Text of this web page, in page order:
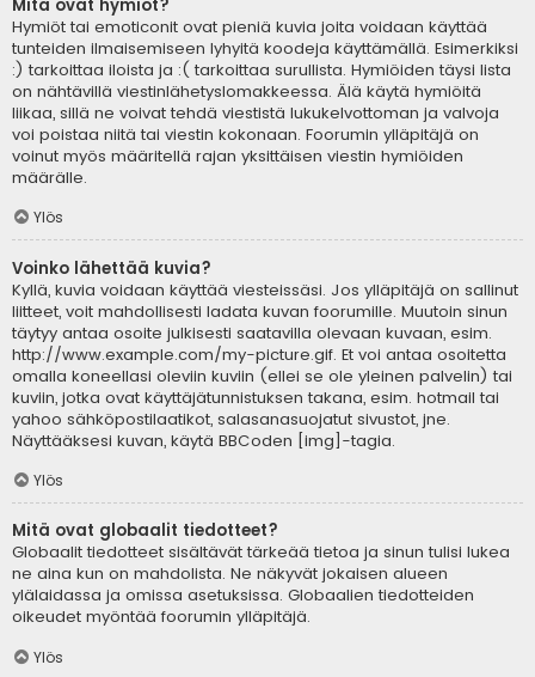
Mitä ovat hymiöt?
Hymiöt tai emoticonit ovat pieniä kuvia joita voidaan käyttää
tunteiden ilmaisemiseen lyhyitä koodeja käyttämällä. Esimerkiksi
:) tarkoittaa iloista ja :( tarkoittaa surullista. Hymiöiden täysi lista
on nähtävillä viestinlähetyslomakkeessa. Älä käytä hymiöitä
liikaa, sillä ne voivat tehdä viestistä lukukelvottoman ja valvoja
voi poistaa niitä tai viestin kokonaan. Foorumin ylläpitäjä on
voinut myös määritellä rajan yksittäisen viestin hymiöiden
määrälle.
Ylös
Voinko lähettää kuvia?
Kyllä, kuvia voidaan käyttää viesteissäsi. Jos ylläpitäjä on sallinut
liitteet, voit mahdollisesti ladata kuvan foorumille. Muutoin sinun
täytyy antaa osoite julkisesti saatavilla olevaan kuvaan, esim.
http://www.example.com/my-picture.gif. Et voi antaa osoitetta
omalla koneellasi oleviin kuviin (ellei se ole yleinen palvelin) tai
kuviin, jotka ovat käyttäjätunnistuksen takana, esim. hotmail tai
yahoo sähköpostilaatikot, salasanasuojatut sivustot, jne.
Näyttääksesi kuvan, käytä BBCoden [img]-tagia.
Ylös
Mitä ovat globaalit tiedotteet?
Globaalit tiedotteet sisältävät tärkeää tietoa ja sinun tulisi lukea
ne aina kun on mahdolista. Ne näkyvät jokaisen alueen
ylälaidassa ja omissa asetuksissa. Globaalien tiedotteiden
oikeudet myöntää foorumin ylläpitäjä.
Ylös